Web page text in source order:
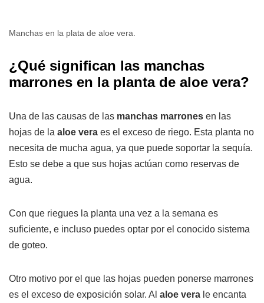
Manchas en la plata de aloe vera.
¿Qué significan las manchas
marrones en la planta de aloe vera?
Una de las causas de las manchas marrones en las
hojas de la aloe vera es el exceso de riego. Esta planta no
necesita de mucha agua, ya que puede soportar la sequía.
Esto se debe a que sus hojas actúan como reservas de
agua.
Con que riegues la planta una vez a la semana es
suficiente, e incluso puedes optar por el conocido sistema
de goteo.
Otro motivo por el que las hojas pueden ponerse marrones
es el exceso de exposición solar. Al aloe vera le encanta